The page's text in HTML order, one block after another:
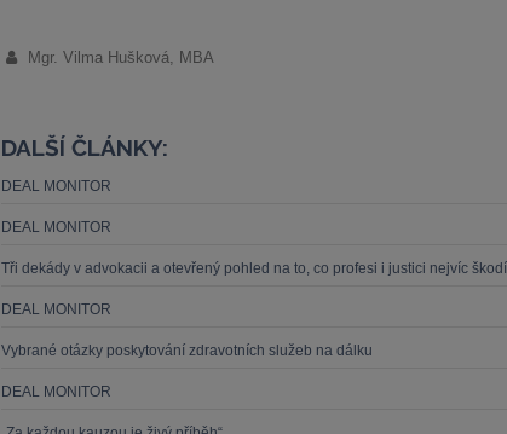
Mgr. Vilma Hušková, MBA
DALŠÍ ČLÁNKY:
DEAL MONITOR
DEAL MONITOR
Tři dekády v advokacii a otevřený pohled na to, co profesi i justici nejvíc škodí
DEAL MONITOR
Vybrané otázky poskytování zdravotních služeb na dálku
DEAL MONITOR